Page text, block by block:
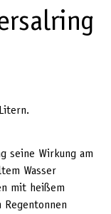
seine Wirkung am
Wasser
mit heißem
Regentonnen